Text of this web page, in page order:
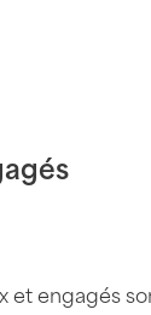
et engagés